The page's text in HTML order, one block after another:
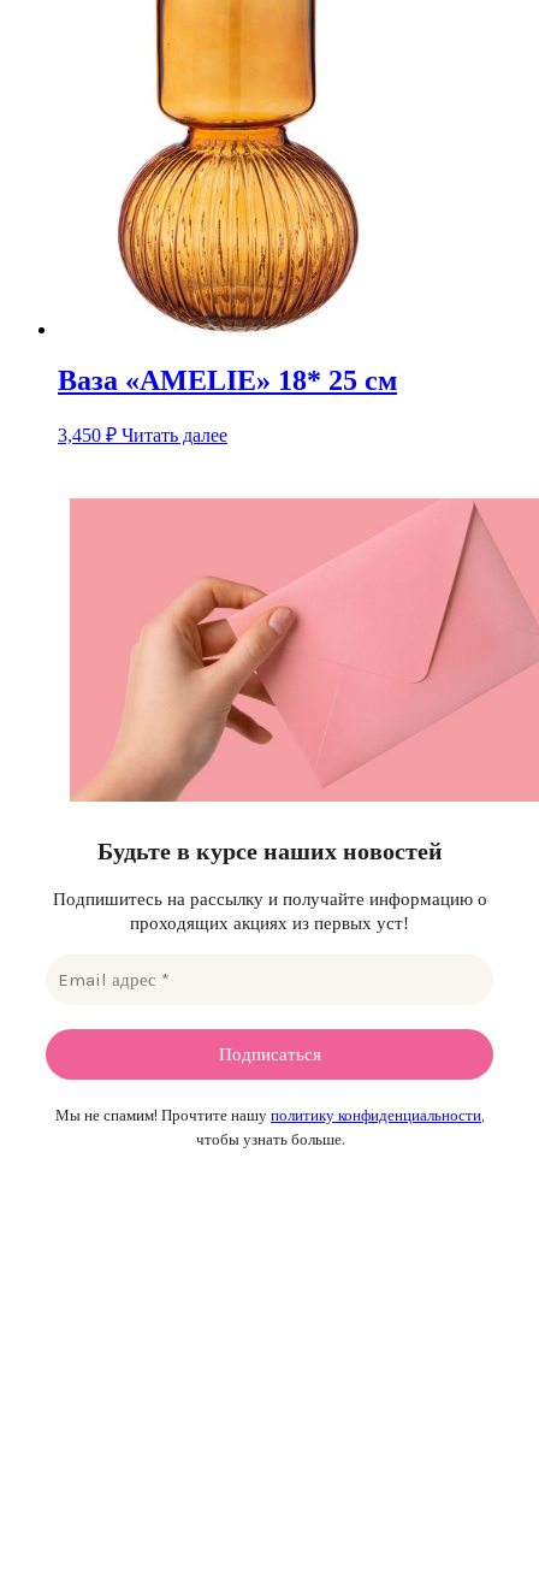
Ваза «AMELIE» 18* 25 см
3,450 ₽ Читать далее
Будьте в курсе наших новостей
Подпишитесь на рассылку и получайте информацию о
проходящих акциях из первых уст!
Мы не спамим! Прочтите нашу политику конфиденциальности
чтобы узнать больше.